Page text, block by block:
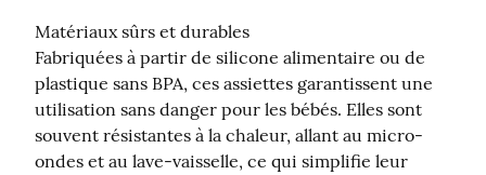
Matériaux sûrs et durables
Fabriquées à partir de silicone alimentaire ou de
plastique sans BPA, ces assiettes garantissent une
utilisation sans danger pour les bébés. Elles sont
souvent résistantes à la chaleur, allant au micro-
ondes et au lave-vaisselle, ce qui simplifie leur